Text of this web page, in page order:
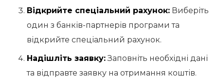
Відкрийте спеціальний рахунок: Виберіть
один з банків-партнерів програми та
відкрийте спеціальний рахунок.
Надішліть заявку:Заповніть необхідні дані
та відправте заявку на отримання коштів.